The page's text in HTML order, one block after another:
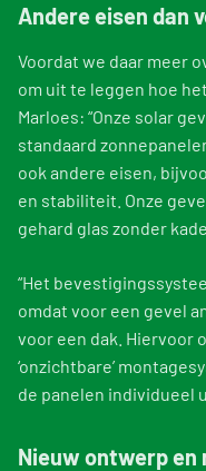
Andere eisen dan
Voordat we daar meer
om uit te leggen hoe
Marloes: “Onze solar
standaard
ook andere eisen,
en stabiliteit. Onze
gehard glas zonder
“Het
omdat voor een gevel
voor een dak. Hiervoor
‘onzichtbare’
de panelen individueel
Nieuw ontwerp en